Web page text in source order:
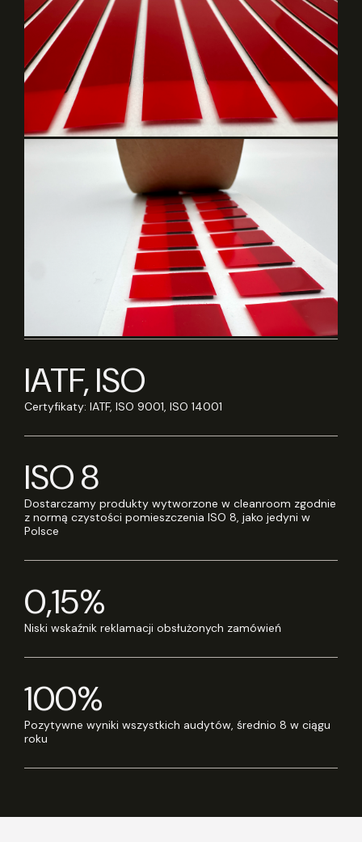
IATF, ISO
Certyfikaty: IATF, ISO 9001, ISO 14001
ISO 8
Dostarczamy produkty wytworzone w cleanroom zgodnie
z normą czystości pomieszczenia ISO 8, jako jedyni w
Polsce
0,15%
Niski wskaźnik reklamacji obsłużonych zamówień
100%
Pozytywne wyniki wszystkich audytów, średnio 8 w ciągu
roku